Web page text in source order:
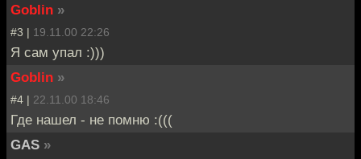
Goblin »
#3 | 19.11.00 22:26
Я сам упал :)))
Goblin »
#4 | 22.11.00 18:46
Где нашел - не помню :(((
GAS »